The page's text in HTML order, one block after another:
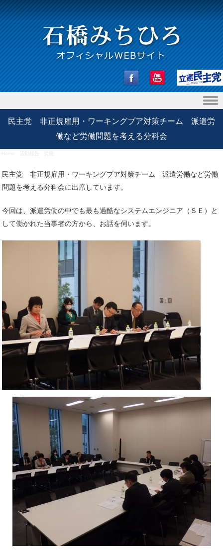
Skip to content
民主党 非正規雇用・ワーキングプア対策チーム 派遣労
働など労働問題を考える分科会
民主党 非正規雇用・ワーキングプア対策チーム 派遣労働など労働
問題を考える分科会に出席しています。
今回は、派遣労働の中でも最も過酷なシステムエンジニア（ＳＥ）と
して働かれた当事者の方から、お話を伺います。